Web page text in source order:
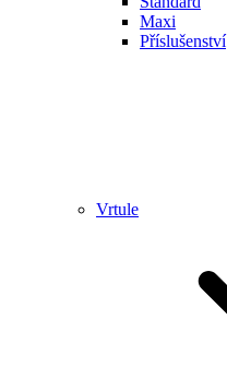
Maxi
Příslušenství
Vrtule